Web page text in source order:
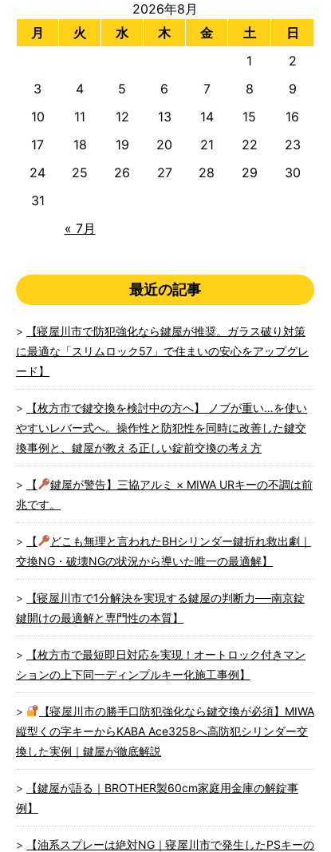
2026年8月
月
火 水 木 金 土 日
« 7月
1
2
3
4 5 6 7 8
9
10
11 12 13 14 15
16
17
18 19 20 21 22
23
24
25 26 27 28 29
30
31
最近の記事
【寝屋川市で防犯強化なら鍵屋が推奨。ガラス破り対策
に最適な「スリムロック57」で住まいの安心をアップグレ
ード】
【枚方市で鍵交換を検討中の方へ】 ノブが重い…を使い
やすいレバー式へ。操作性と防犯性を同時に改善した鍵交
換事例と、鍵屋が教える正しい錠前交換の考え方
【
鍵屋が警告】三協アルミ × MIWA URキーの不調は前
兆です。
【
どこも無理と言われたBHシリンダー鍵折れ救出劇｜
交換NG・破壊NGの状況から導いた唯一の最適解】
【寝屋川市で1分解決を実現する鍵屋の判断力──南京錠
鍵開けの最適解と専門性の本質】
【枚方市で最短即日対応を実現！オートロック付きマン
ションの上下同一ディンプルキー化施工事例】
【寝屋川市の勝手口防犯強化なら鍵交換が必須】MIWA
縦型くの字キーからKABA Ace3258へ高防犯シリンダー交
換した実例｜鍵屋が徹底解説
【鍵屋が語る｜BROTHER製60cm家庭用金庫の解錠事
例】
【油系スプレーは絶対NG｜寝屋川市で発生したPSキーの